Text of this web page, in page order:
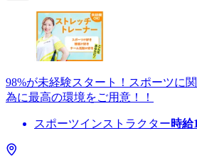
98%が未経験スタート！スポーツに
為に最高の環境をご用意！！
スポーツインストラクター時給